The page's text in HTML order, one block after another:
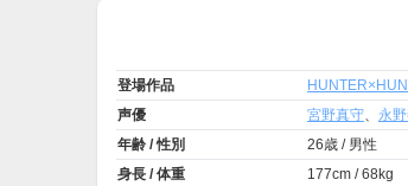
登場作品
声優
宮野真守、 永
年齢 / 性別
26歳 / 男性
身長 / 体重
177cm / 68kg